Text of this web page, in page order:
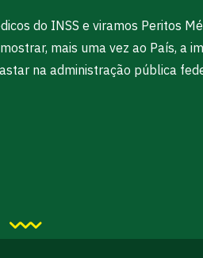
do INSS e viramos Peritos
mais uma vez ao País, a
na administração pública